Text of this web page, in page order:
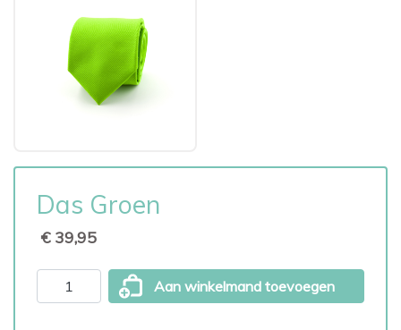
Das Groen
€ 39,95
Aan winkelmand toevoegen